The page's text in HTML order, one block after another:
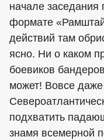
начале
формате
действий там
ясно. Ни о каком
боевиков
может! Вовсе
подхватить
знамя всемерной